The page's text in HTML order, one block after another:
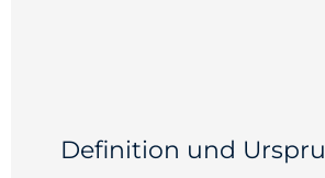
Definition und